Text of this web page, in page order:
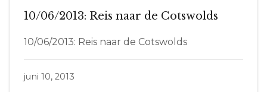
10/06/2013: Reis naar de Cotswolds
10/06/2013: Reis naar de Cotswolds
juni 10, 2013